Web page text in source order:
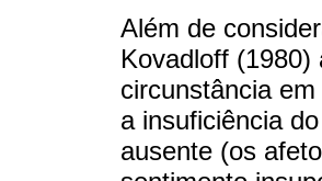
Além de
Kovadloff
circunstância
a insuficiência
ausente (os